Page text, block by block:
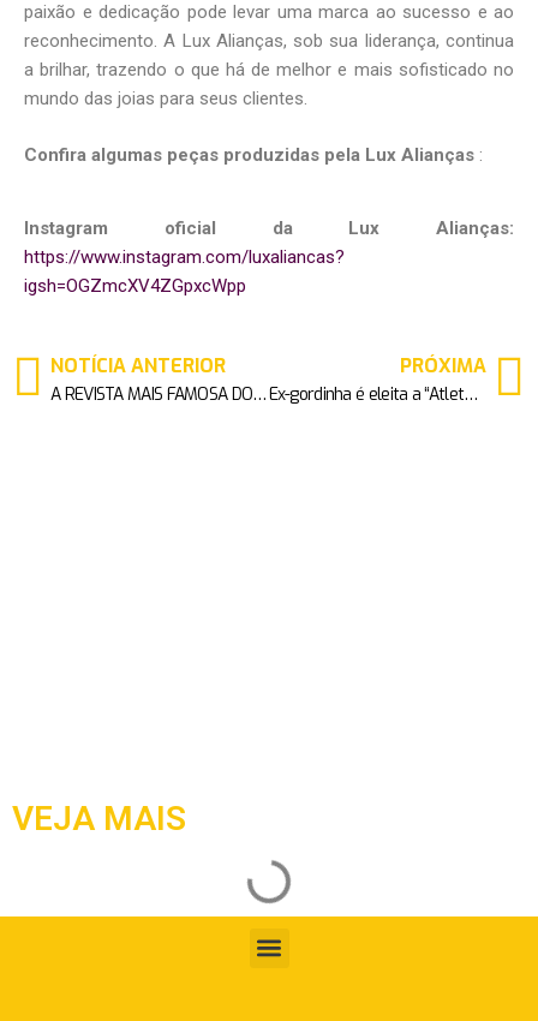
paixão e dedicação pode levar uma marca ao sucesso e ao
reconhecimento. A Lux Alianças, sob sua liderança, continua
a brilhar, trazendo o que há de melhor e mais sofisticado no
mundo das joias para seus clientes.
Confira algumas peças produzidas pela Lux Alianças :
Instagram oficial da Lux Alianças:
https://www.instagram.com/luxaliancas?
igsh=OGZmcXV4ZGpxcWpp
NOTÍCIA ANTERIOR
A REVISTA MAIS FAMOSA DO MUNDO “PLAYBOY” CELEBRA SUA CAPA COM ANDRESSA URACH EDIÇÃO ÁFRICA EM UMA FESTA PARA 300 CONVIDADOS NO BRASIL
PRÓXIMA
Ex-gordinha é eleita a “Atleta Fitness do Ano” após mudar hábitos: “Vida nova”
VEJA MAIS